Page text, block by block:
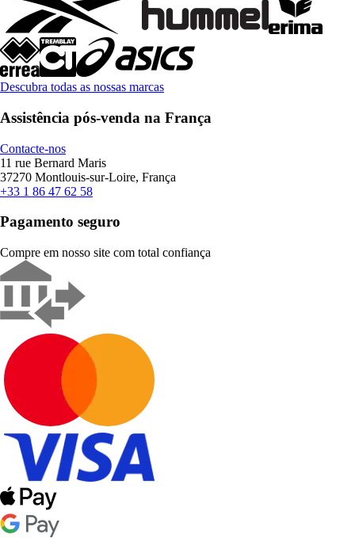
Descubra todas as nossas marcas
Assistência pós-venda na França
Contacte-nos
11 rue Bernard Maris
37270 Montlouis-sur-Loire, França
+33 1 86 47 62 58
Pagamento seguro
Compre em nosso site com total confiança